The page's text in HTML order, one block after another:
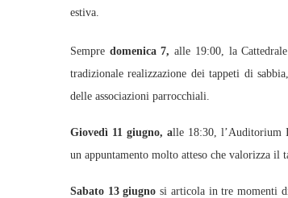
estiva.
Sempre domenica 7, alle 19:00, la
tradizionale realizzazione dei tappeti di
delle associazioni parrocchiali.
Giovedì 11 giugno, alle 18:30,
un appuntamento molto atteso che valorizza
Sabato 13 giugno si articola in tre momenti